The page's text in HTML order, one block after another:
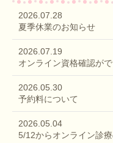
2026.07.28
夏季休業のお知らせ
2026.07.19
オンライン資格確認が
2026.05.30
予約料について
2026.05.04
5/12からオンライン診